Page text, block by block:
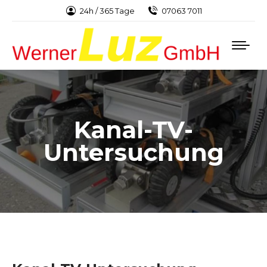
24h / 365 Tage 07063 7011
Kanal-TV-
Untersuchung